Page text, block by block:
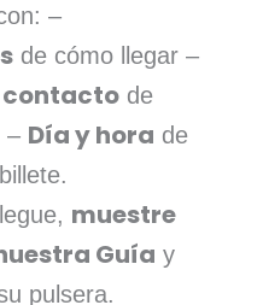
–
de cómo llegar –
contacto de
– Día y hora de
muestre
Guía y
pulsera.